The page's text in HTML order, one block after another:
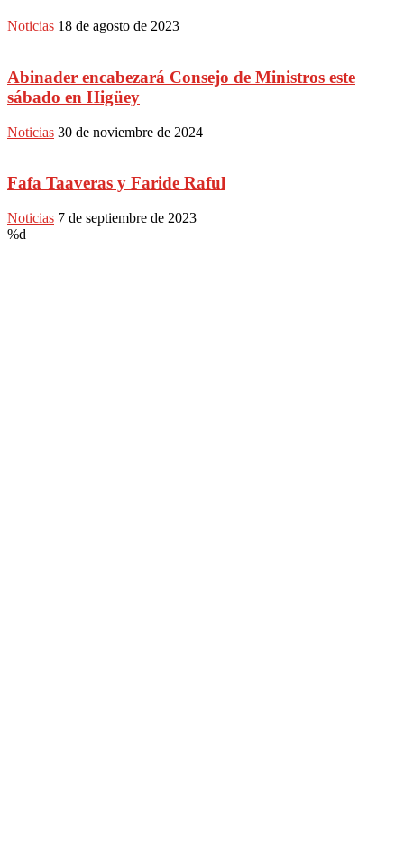
Noticias 18 de agosto de 2023
Abinader encabezará Consejo de Ministros este
sábado en Higüey
Noticias 30 de noviembre de 2024
Fafa Taaveras y Faride Raful
Noticias 7 de septiembre de 2023
%d